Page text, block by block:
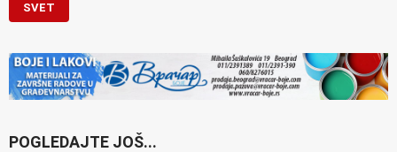
SVET
POGLEDAJTE JOŠ...